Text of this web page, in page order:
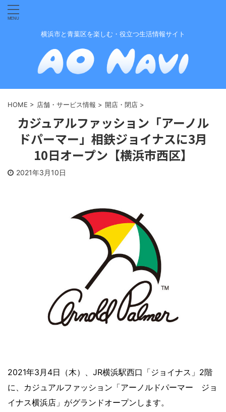
横浜市と青葉区を楽しむ・役立つ生活情報サイト
HOME > 店舗・サービス情報 > 開店・閉店 >
カジュアルファッション「アーノル
ドパーマー」相鉄ジョイナスに3月
10日オープン【横浜市西区】
2021年3月10日
2021年3月4日（木）、JR横浜駅西口「ジョイナス」2階
に、カジュアルファッション「アーノルドパーマー ジョ
イナス横浜店」がグランドオープンします。